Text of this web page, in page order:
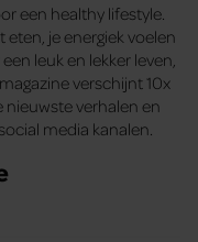
een healthy lifestyle.
je energiek voelen
leuk en lekker leven,
verschijnt 10x
nieuwste verhalen en
media kanalen.